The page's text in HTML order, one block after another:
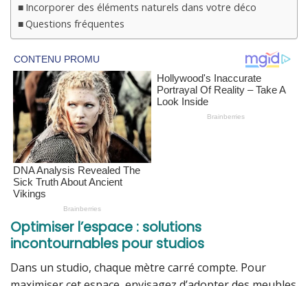
Incorporer des éléments naturels dans votre déco
Questions fréquentes
Optimiser l’espace : solutions
incontournables pour studios
Dans un studio, chaque mètre carré compte. Pour